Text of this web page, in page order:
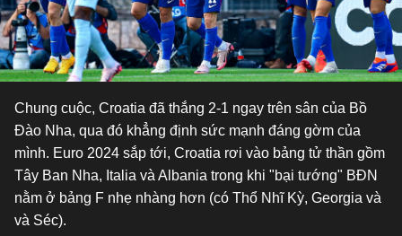
Chung cuộc, Croatia đã thắng 2-1 ngay trên sân của Bồ
Đào Nha, qua đó khẳng định sức mạnh đáng gờm của
mình. Euro 2024 sắp tới, Croatia rơi vào bảng tử thần gồm
Tây Ban Nha, Italia và Albania trong khi "bại tướng" BĐN
nằm ở bảng F nhẹ nhàng hơn (có Thổ Nhĩ Kỳ, Georgia và
và Séc).